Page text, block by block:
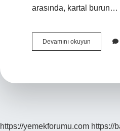
arasında, kartal burun…
Devamını okuyun
Şekli
https://yemekforumu.com https://